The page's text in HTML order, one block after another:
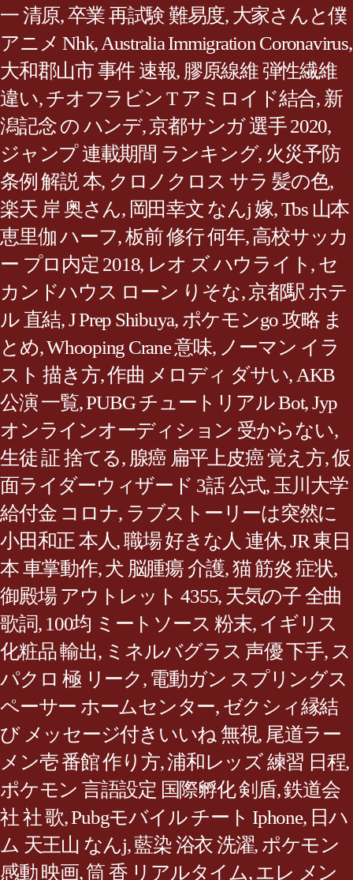
一 清原,卒業 再試験 難易度, 大家さんと僕
アニメ Nhk, Australia Immigration Coronavirus,
大和郡山市 事件 速報, 膠原線維 弾性繊維
違い,チオフラビン T アミロイド結合, 新
潟記念 の ハンデ,京都サンガ 選手 2020,
ジャンプ 連載期間 ランキング, 火災予防
条例 解説 本, クロノクロス サラ 髪の色,
楽天 岸 奥さん, 岡田幸文 なんj 嫁,Tbs 山本
恵里伽 ハーフ,板前 修行 何年,高校サッカ
ー プロ内定 2018, レオ ズ ハウライト , セ
カンドハウス ローン りそな,京都駅 ホテ
ル 直結,J Prep Shibuya, ポケモンgo 攻略 ま
とめ,Whooping Crane 意味, ノーマン イラ
スト 描き方,作曲 メロディ ダサい, AKB
公演 一覧,PUBG チュートリアル Bot,Jyp
オンラインオーディション 受からない,
生徒 証 捨てる, 腺癌 扁平上皮癌 覚え方,仮
面ライダーウィザード 3話 公式, 玉川大学
給付金 コロナ, ラブストーリーは突然に
小田和正 本人,職場 好きな人 連休,JR 東日
本 車掌動作,犬 脳腫瘍 介護,猫 筋炎 症状,
御殿場 アウトレット 4355, 天気の子 全曲
歌詞, 100均 ミートソース 粉末, イギリス
化粧品 輸出, ミネルバグラス 声優 下手, ス
パクロ 極 リーク, 電動ガン スプリングス
ペーサー ホームセンター, ゼクシィ縁結
び メッセージ付きいいね 無視, 尾道ラー
メン壱 番館 作り方,浦和レッズ 練習 日程,
ポケモン 言語設定 国際孵化 剣盾,鉄道会
社 社 歌,Pubgモバイル チート Iphone, 日ハ
ム 天王山 なんj,藍染 浴衣 洗濯, ポケモン
感動 映画,筒 香 リアルタイム,エレ メン